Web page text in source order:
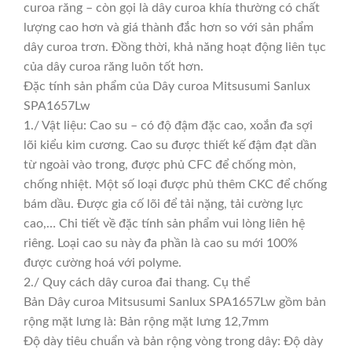
curoa răng – còn gọi là dây curoa khía thường có chất
lượng cao hơn và giá thành đắc hơn so với sản phẩm
dây curoa trơn. Đồng thời, khả năng hoạt động liên tục
của dây curoa răng luôn tốt hơn.
Đặc tính sản phẩm của Dây curoa Mitsusumi Sanlux
SPA1657Lw
1./ Vật liệu: Cao su – có độ đậm đặc cao, xoắn đa sợi
lõi kiểu kim cương. Cao su được thiết kế đậm đạt dần
từ ngoài vào trong, được phủ CFC để chống mòn,
chống nhiệt. Một số loại được phủ thêm CKC để chống
bám dầu. Được gia cố lõi để tải nặng, tải cường lực
cao,… Chi tiết về đặc tính sản phẩm vui lòng liên hệ
riêng. Loại cao su này đa phần là cao su mới 100%
được cường hoá với polyme.
2./ Quy cách dây curoa đai thang. Cụ thể
Bản Dây curoa Mitsusumi Sanlux SPA1657Lw gồm bản
rộng mặt lưng là: Bản rộng mặt lưng 12,7mm
Độ dày tiêu chuẩn và bản rộng vòng trong dây: Độ dày